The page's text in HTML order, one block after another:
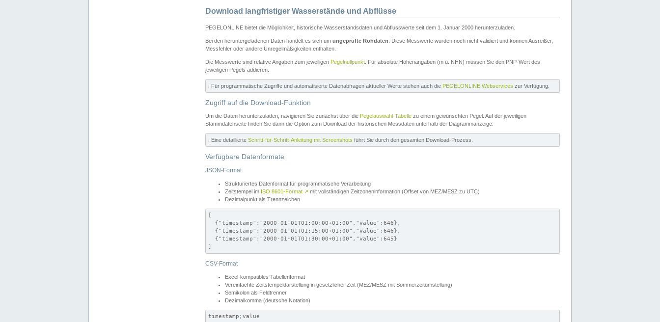
Download langfristiger Wasserstände und Abflüsse
PEGELONLINE bietet die Möglichkeit, historische Wasserstandsdaten und Abflusswerte seit dem 1. Januar 2000 herunterzuladen.
Bei den heruntergeladenen Daten handelt es sich um ungeprüfte Rohdaten . Diese Messwerte wurden noch nicht validiert und können Ausreißer,
Messfehler oder andere Unregelmäßigkeiten enthalten.
Die Messwerte sind relative Angaben zum jeweiligen Pegelnullpunkt . Für absolute Höhenangaben (m ü. NHN) müssen Sie den PNP-Wert des
jeweiligen Pegels addieren.
ℹ️ Für programmatische Zugriffe und automatisierte Datenabfragen aktueller Werte stehen auch die PEGELONLINE Webservices zur Verfügung.
Zugriff auf die Download-Funktion
Um die Daten herunterzuladen, navigieren Sie zunächst über die Pegelauswahl-Tabelle zu einem gewünschten Pegel. Auf der jeweiligen
Stammdatenseite finden Sie dann die Option zum Download der historischen Messdaten unterhalb der Diagrammanzeige.
ℹ️ Eine detaillierte Schritt-für-Schritt-Anleitung mit Screenshots führt Sie durch den gesamten Download-Prozess.
Verfügbare Datenformate
JSON-Format
Strukturiertes Datenformat für programmatische Verarbeitung
Zeitstempel im ISO 8601-Format ↗ mit vollständigen Zeitzoneninformation (Offset von MEZ/MESZ zu UTC)
Dezimalpunkt als Trennzeichen
[
  {"timestamp":"2000-01-01T01:00:00+01:00","value":646},
  {"timestamp":"2000-01-01T01:15:00+01:00","value":646},
  {"timestamp":"2000-01-01T01:30:00+01:00","value":645}
]
CSV-Format
Excel-kompatibles Tabellenformat
Vereinfachte Zeitstempeldarstellung in gesetzlicher Zeit (MEZ/MESZ mit Sommerzeitumstellung)
Semikolon als Feldtrenner
Dezimalkomma (deutsche Notation)
timestamp;value